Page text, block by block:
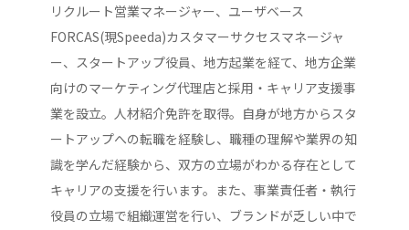
リクルート営業マネージャー、ユーザベース
FORCAS(現Speeda)カスタマーサクセスマネージャ
ー、スタートアップ役員、地方起業を経て、地方企業
向けのマーケティング代理店と採用・キャリア支援事
業を設立。人材紹介免許を取得。自身が地方からスタ
ートアップへの転職を経験し、職種の理解や業界の知
識を学んだ経験から、双方の立場がわかる存在として
キャリアの支援を行います。また、事業責任者・執行
役員の立場で組織運営を行い、ブランドが乏しい中で